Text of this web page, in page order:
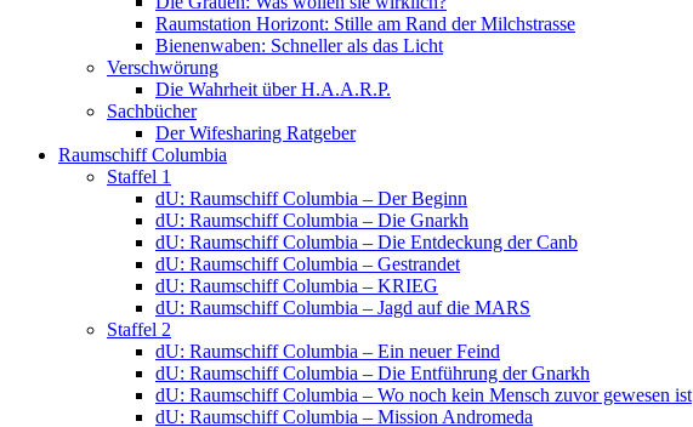
Raumstation Horizont: Stille am Rand der Milchstrasse
Bienenwaben: Schneller als das Licht
Verschwörung
Die Wahrheit über H.A.A.R.P.
Sachbücher
Der Wifesharing Ratgeber
Raumschiff Columbia
Staffel 1
dU: Raumschiff Columbia – Der Beginn
dU: Raumschiff Columbia – Die Gnarkh
dU: Raumschiff Columbia – Die Entdeckung der Canb
dU: Raumschiff Columbia – Gestrandet
dU: Raumschiff Columbia – KRIEG
dU: Raumschiff Columbia – Jagd auf die MARS
Staffel 2
dU: Raumschiff Columbia – Ein neuer Feind
dU: Raumschiff Columbia – Die Entführung der Gnarkh
dU: Raumschiff Columbia – Wo noch kein Mensch zuvor gewesen ist
dU: Raumschiff Columbia – Mission Andromeda